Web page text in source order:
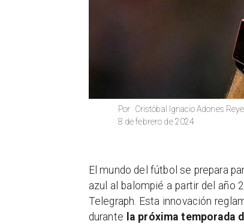
Cristóbal Ignacio Adones
Por
8 de febrero de 2024
El mundo del fútbol se prepara
azul al balompié a partir del año
Telegraph. Esta innovación
durante la próxima temporada